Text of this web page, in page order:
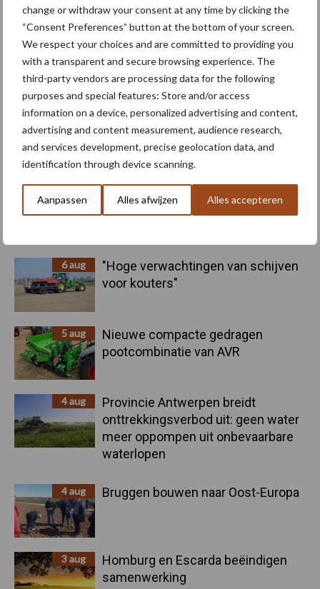
change or withdraw your consent at any time by clicking the
“Consent Preferences” button at the bottom of your screen.
We respect your choices and are committed to providing you
with a transparent and secure browsing experience. The
third-party vendors are processing data for the following
purposes and special features: Store and/or access
information on a device, personalized advertising and content,
advertising and content measurement, audience research,
and services development, precise geolocation data, and
identification through device scanning.
Aanpassen Alles afwijzen Alles accepteren
Primaire
Sidebar
6 aug
"Hoge verwachtingen van schijven
voor kouters"
5 aug
Nieuwe compacte gedragen
pootcombinatie van AVR
4 aug
Provincie Antwerpen breidt
onttrekkingsverbod uit: geen water
meer oppompen uit onbevaarbare
waterlopen
4 aug Bruggen bouwen naar Oost-Europa
3 aug
Homburg en Escarda beëindigen
samenwerking
Machines Duurzaamheid
Toon meer